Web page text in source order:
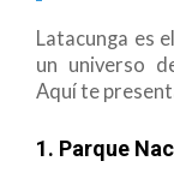
Latacunga es
un universo
Aquí te
1. Parque